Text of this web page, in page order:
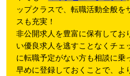
ップクラスで、転職活動全般を
スも充実！
非公開求人を豊富に保有してお
い優良求人を逃すことなくチェ
に転職予定がない方も相談に乗
早めに登録しておくことで、よ